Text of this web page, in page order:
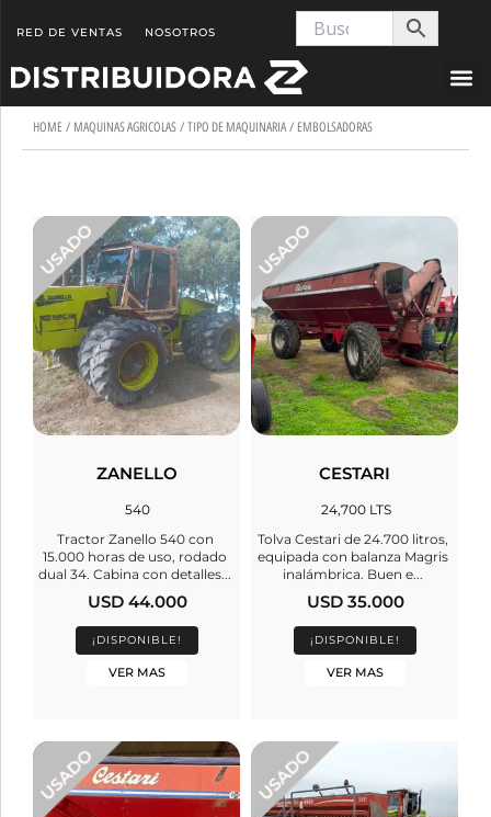
content
RED DE VENTAS NOSOTROS
HOME / MAQUINAS AGRICOLAS / TIPO DE MAQUINARIA/ EMBOLSADORAS
ZANELLO
540
Tractor Zanello 540 con
15.000 horas de uso, rodado
dual 34. Cabina con detalles...
USD 44.000
¡DISPONIBLE!
VER MAS
CESTARI
24,700 LTS
Tolva Cestari de 24.700 litros,
equipada con balanza Magris
inalámbrica. Buen e...
USD 35.000
¡DISPONIBLE!
VER MAS